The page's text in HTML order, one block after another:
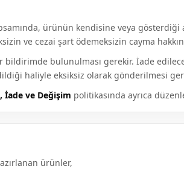
ürünün kendisine veya
ve cezai şart ödemeksizin cayma
bildirimde bulunulması gerekir. İade
haliyle eksiksiz olarak gönderilmesi
İade ve Değişim politikasında ayrıca
ürünler,